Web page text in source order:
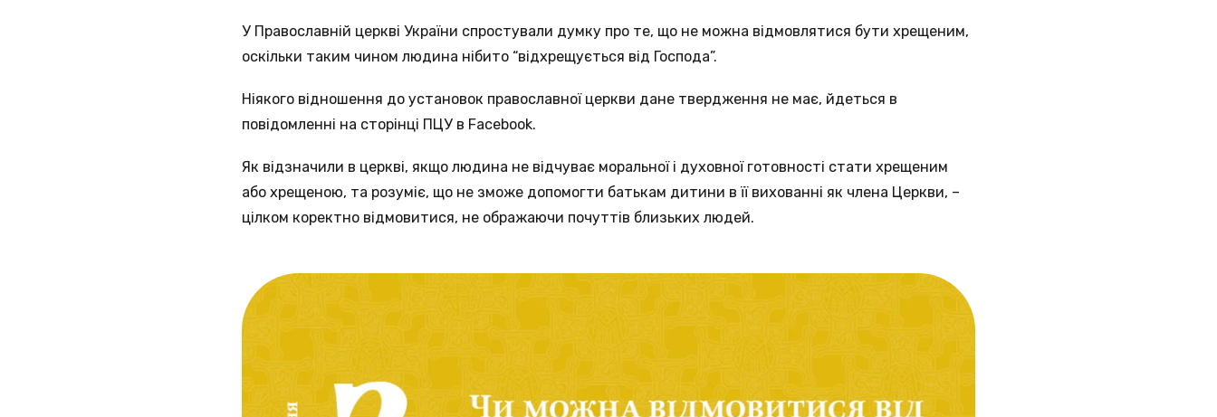
У Православній церкві України спростували думку про те, що не можна відмовлятися бути хрещеним,
оскільки таким чином людина нібито “відхрещується від Господа”.
Ніякого відношення до установок православної церкви дане твердження не має, йдеться в
повідомленні на сторінці ПЦУ в Facebook.
Як відзначили в церкві, якщо людина не відчуває моральної і духовної готовності стати хрещеним
або хрещеною, та розуміє, що не зможе допомогти батькам дитини в її вихованні як члена Церкви, –
цілком коректно відмовитися, не ображаючи почуттів близьких людей.